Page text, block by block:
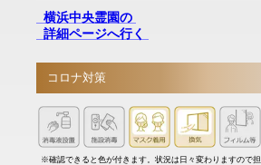
横浜中央霊園の
詳細ページへ行く
コロナ対策
※確認できると色が付きます。状況は日々変わりますので担